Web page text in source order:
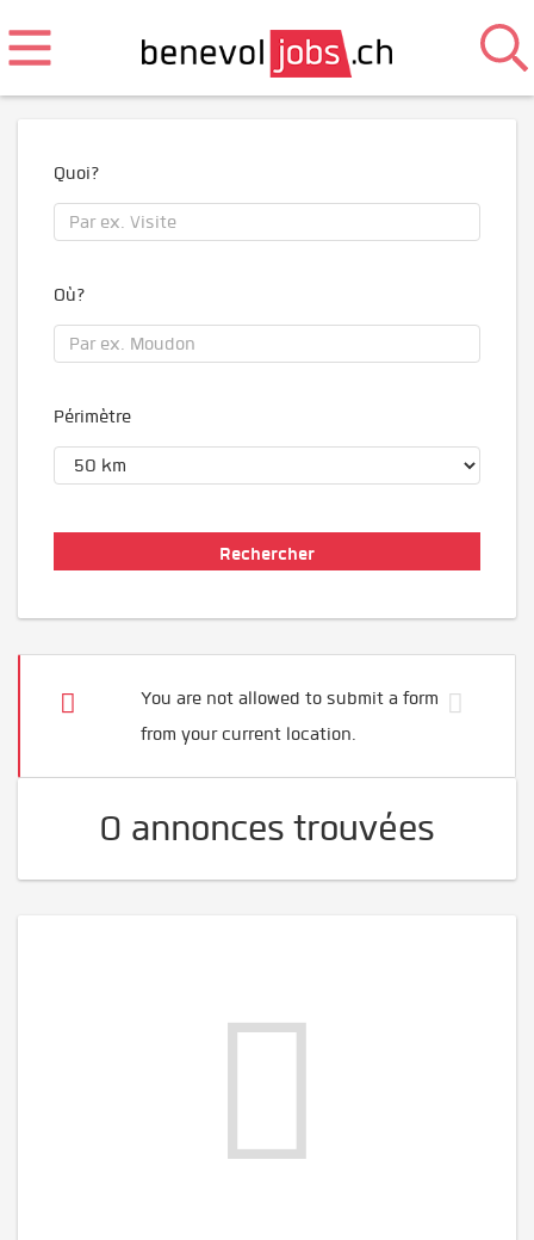
Quoi?
Où?
Périmètre
You are not allowed to submit a form
from your current location.
0 annonces trouvées